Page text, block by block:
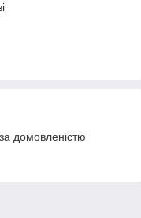
домовленістю